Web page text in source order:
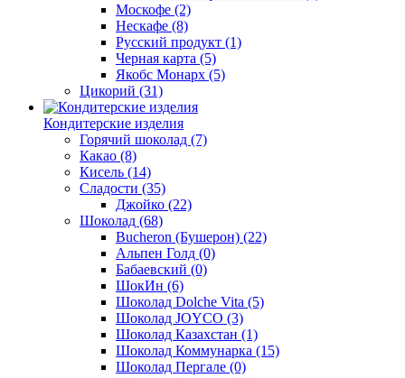
Москофе (2)
Нескафе (8)
Русский продукт (1)
Черная карта (5)
Якобс Монарх (5)
Цикорий (31)
Кондитерские изделия
Горячий шоколад (7)
Какао (8)
Кисель (14)
Сладости (35)
Джойко (22)
Шоколад (68)
Bucheron (Бушерон) (22)
Альпен Голд (0)
Бабаевский (0)
ШокИн (6)
Шоколад Dolche Vita (5)
Шоколад JOYCO (3)
Шоколад Казахстан (1)
Шоколад Коммунарка (15)
Шоколад Пергале (0)